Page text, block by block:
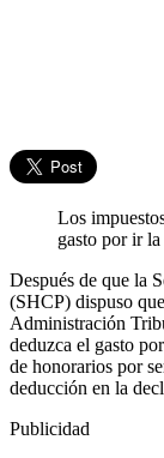
Los
gasto por ir
Después de que la
(SHCP) dispuso
Administración
deduzca el gasto
de honorarios por
deducción en la
Publicidad